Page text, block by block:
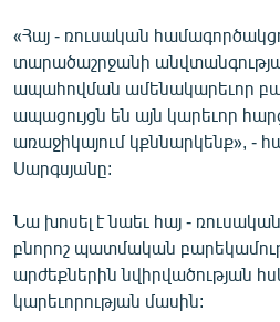
«Հայ - ռուսական
տարածաշրջանի
ապահովման ամենակարեւոր
ապացույցն են այն կարեւոր
առաջիկայում կքննարկենք», -
Սարգսյանը:
Նա խոսել է նաեւ հայ -
բնորոշ պատմական
արժեքներին նվիրվածության
կարեւորության մասին: